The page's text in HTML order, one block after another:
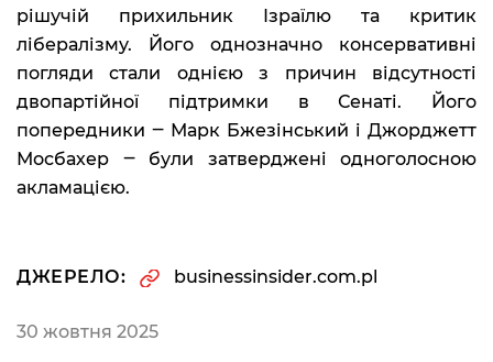
рішучій прихильник Ізраїлю та критик
лібералізму. Його однозначно консервативні
погляди стали однією з причин відсутності
двопартійної підтримки в Сенаті. Його
попередники ‒ Марк Бжезінський і Джорджетт
Мосбахер ‒ були затверджені одноголосною
акламацією.
ДЖЕРЕЛО: businessinsider.com.pl
30 жовтня 2025